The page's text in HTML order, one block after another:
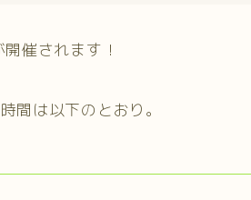
開催されます！
間は以下のとおり。